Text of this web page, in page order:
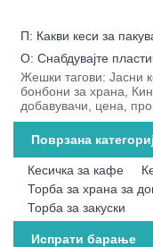
П: Какви кеси за
О: Снабдувајте
Жешки тагови: Јасни
бонбони за храна,
добавувачи, цена,
Поврзана
Кесичка за кафе
Торба за храна за
Торба за закуски
Испрати барање